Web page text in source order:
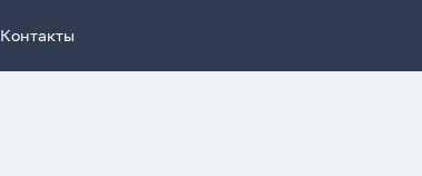
Контакты